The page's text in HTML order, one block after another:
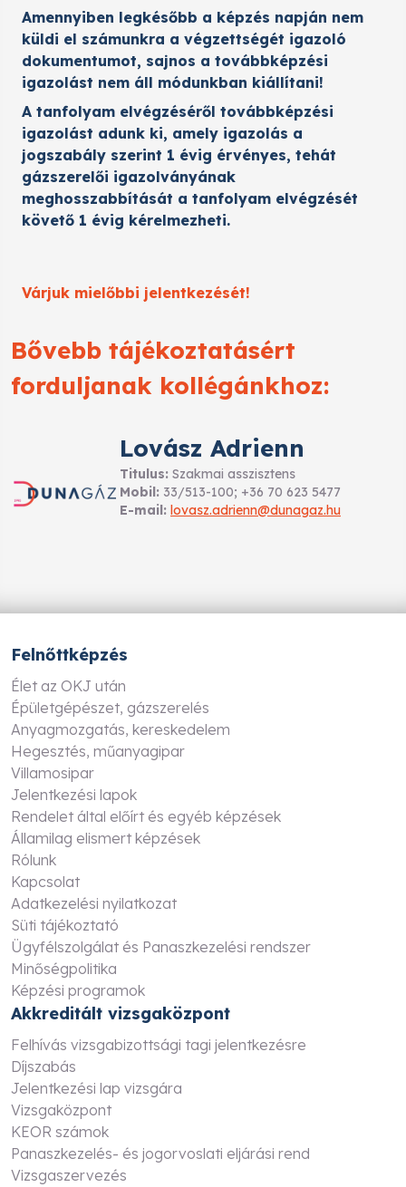
Amennyiben legkésőbb a képzés napján nem
küldi el számunkra a végzettségét igazoló
dokumentumot, sajnos a továbbképzési
igazolást nem áll módunkban kiállítani!
A tanfolyam elvégzéséről továbbképzési
igazolást adunk ki, amely igazolás a
jogszabály szerint 1 évig érvényes, tehát
gázszerelői igazolványának
meghosszabbítását a tanfolyam elvégzését
követő 1 évig kérelmezheti.
Várjuk mielőbbi jelentkezését!
Bővebb tájékoztatásért
forduljanak kollégánkhoz:
Lovász Adrienn
Titulus: Szakmai asszisztens
Mobil: 33/513-100; +36 70 623 5477
E-mail: lovasz.adrienn@dunagaz.hu
Felnőttképzés
Élet az OKJ után
Épületgépészet, gázszerelés
Anyagmozgatás, kereskedelem
Hegesztés, műanyagipar
Villamosipar
Jelentkezési lapok
Rendelet által előírt és egyéb képzések
Államilag elismert képzések
Rólunk
Kapcsolat
Adatkezelési nyilatkozat
Süti tájékoztató
Ügyfélszolgálat és Panaszkezelési rendszer
Minőségpolitika
Képzési programok
Akkreditált vizsgaközpont
Felhívás vizsgabizottsági tagi jelentkezésre
Díjszabás
Jelentkezési lap vizsgára
Vizsgaközpont
KEOR számok
Panaszkezelés- és jogorvoslati eljárási rend
Vizsgaszervezés